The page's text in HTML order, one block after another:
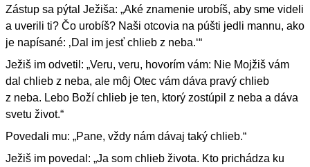
Zástup sa pýtal Ježiša: „Aké znamenie urobíš, aby sme videli
a uverili ti? Čo urobíš? Naši otcovia na púšti jedli mannu, ako
je napísané: ‚Dal im jesť chlieb z neba.‘“
Ježiš im odvetil: „Veru, veru, hovorím vám: Nie Mojžiš vám
dal chlieb z neba, ale môj Otec vám dáva pravý chlieb
z neba. Lebo Boží chlieb je ten, ktorý zostúpil z neba a dáva
svetu život.“
Povedali mu: „Pane, vždy nám dávaj taký chlieb.“
Ježiš im povedal: „Ja som chlieb života. Kto prichádza ku